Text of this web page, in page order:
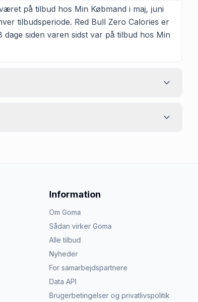
på tilbud hos Min Købmand i maj, juni
tilbudsperiode. Red Bull Zero Calories er
siden varen sidst var på tilbud hos Min
Information
Om Goma
Sådan virker Goma
Alle tilbud
Nyheder
For samarbejdspartnere
Data API
Brugerbetingelser og privatlivspolitik